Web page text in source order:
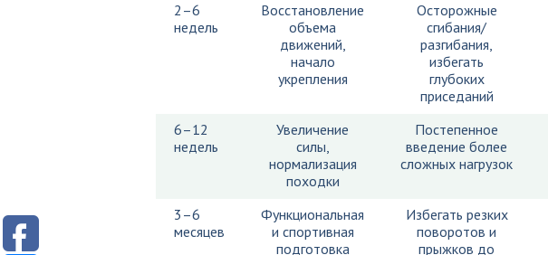
2–6
недель
Восстановление
объема
движений,
начало
укрепления
Осторожные
сгибания/
разгибания,
избегать
глубоких
приседаний
6–12
недель
Увеличение
силы,
нормализация
походки
Постепенное
введение более
сложных нагрузок
3–6
месяцев
Функциональная
и спортивная
подготовка
Избегать резких
поворотов и
прыжков до